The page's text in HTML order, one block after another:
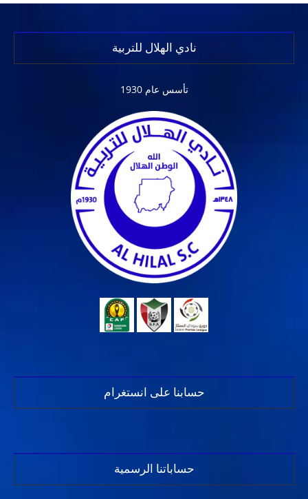
نادي الهلال للتربية
تأسس عام 1930
حسابنا على انستغرام
حساباتنا الرسمية